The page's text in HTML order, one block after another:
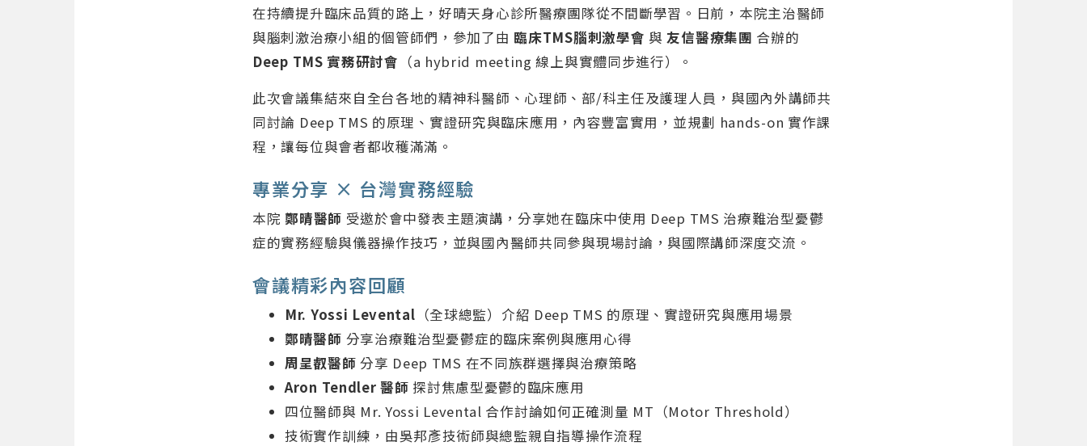
在持續提升臨床品質的路上，好晴天身心診所醫療團隊從不間斷學習。日前，本院主治醫師
與腦刺激治療小組的個管師們，參加了由 臨床TMS腦刺激學會 與友信醫療集團 合辦的
Deep TMS 實務研討會 （a hybrid meeting 線上與實體同步進行）。
此次會議集結來自全台各地的精神科醫師、心理師、部/科主任及護理人員，與國內外講師共
同討論 Deep TMS 的原理、實證研究與臨床應用，內容豐富實用，並規劃 hands-on 實作課
程，讓每位與會者都收穫滿滿。
專業分享 × 台灣實務經驗
本院鄭晴醫師 受邀於會中發表主題演講，分享她在臨床中使用 Deep TMS 治療難治型憂鬱
症的實務經驗與儀器操作技巧，並與國內醫師共同參與現場討論，與國際講師深度交流。
會議精彩內容回顧
Mr. Yossi Levental （全球總監）介紹 Deep TMS 的原理、實證研究與應用場景
鄭晴醫師 分享治療難治型憂鬱症的臨床案例與應用心得
周呈叡醫師 分享 Deep TMS 在不同族群選擇與治療策略
Aron Tendler 醫師 探討焦慮型憂鬱的臨床應用
四位醫師與 Mr. Yossi Levental 合作討論如何正確測量 MT（Motor Threshold）
技術實作訓練，由吳邦彥技術師與總監親自指導操作流程